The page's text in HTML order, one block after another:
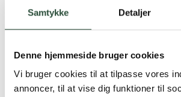
Samtykke Detaljer
Denne hjemmeside bruger cookies
Vi bruger cookies til at tilpasse vores
annoncer, til at vise dig funktioner til
Hurtig levering (30
Faste lave priser*
*Gælder ikke